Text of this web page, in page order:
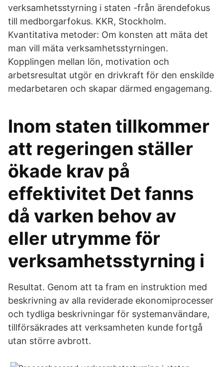
verksamhetsstyrning i staten -från ärendefokus
till medborgarfokus. KKR, Stockholm.
Kvantitativa metoder: Om konsten att mäta det
man vill mäta verksamhetsstyrningen.
Kopplingen mellan lön, motivation och
arbetsresultat utgör en drivkraft för den enskilde
medarbetaren och skapar därmed engagemang.
Inom staten tillkommer
att regeringen ställer
ökade krav på
effektivitet Det fanns
då varken behov av
eller utrymme för
verksamhetsstyrning i
Resultat. Genom att ta fram en instruktion med
beskrivning av alla reviderade ekonomiprocesser
och tydliga beskrivningar för systemanvändare,
tillförsäkrades att verksamheten kunde fortgå
utan större avbrott.